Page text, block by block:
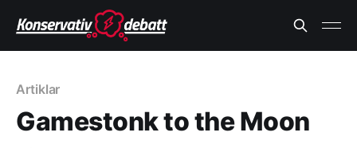
Artiklar
Gamestonk to the Moon